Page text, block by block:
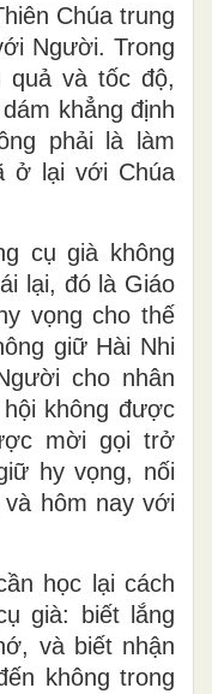
Chúa trung
Người. Trong
quả và tốc độ,
khẳng định
phải là làm
ở lại với Chúa
cụ già không
lại, đó là Giáo
vọng cho thế
giữ Hài Nhi
cho nhân
không được
mời gọi trở
hy vọng, nối
hôm nay với
học lại cách
già: biết lắng
và biết nhận
không trong